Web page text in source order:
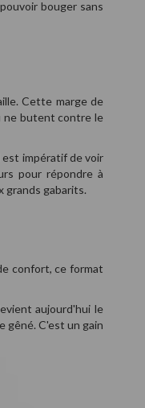
bouger sans
Cette marge de
ne butent contre le
est impératif de voir
pour répondre à
grands gabarits.
confort, ce format
aujourd'hui le
gêné. C'est un gain